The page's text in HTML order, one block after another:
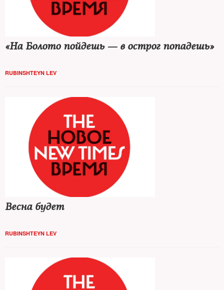
«На Болото пойдешь — в острог попадешь»
RUBINSHTEYN LEV
Весна будет
RUBINSHTEYN LEV